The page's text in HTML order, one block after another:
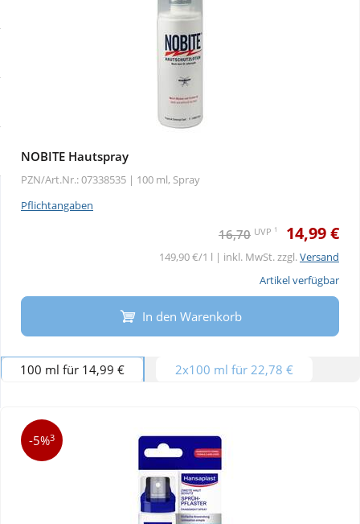
Täglich gut versorgt
Nahrungsergänzung
Natur & Homöopathie
Sport & Fitness
NOBITE Hautspray
PZN/Art.Nr.: 07338535 | 100 ml, Spray
Pflichtangaben
16,70 UVP 1 14,99 €
149,90 €/1 l | inkl. MwSt. zzgl.Versand
Artikel verfügbar
In den Warenkorb
100 ml für 14,99 € 2x100 ml für 22,78 €
-5%3